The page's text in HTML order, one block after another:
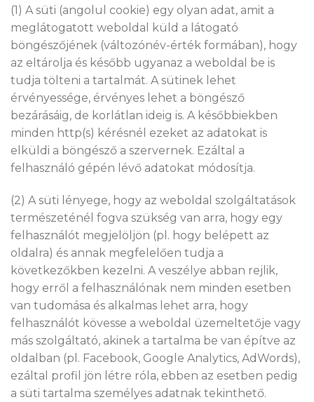
(1) A süti (angolul cookie) egy olyan adat, amit a
meglátogatott weboldal küld a látogató
böngészőjének (változónév-érték formában), hogy
az eltárolja és később ugyanaz a weboldal be is
tudja tölteni a tartalmát. A sütinek lehet
érvényessége, érvényes lehet a böngésző
bezárásáig, de korlátlan ideig is. A későbbiekben
minden http(s) kérésnél ezeket az adatokat is
elküldi a böngésző a szervernek. Ezáltal a
felhasználó gépén lévő adatokat módosítja.
(2) A süti lényege, hogy az weboldal szolgáltatások
természeténél fogva szükség van arra, hogy egy
felhasználót megjelöljön (pl. hogy belépett az
oldalra) és annak megfelelően tudja a
következőkben kezelni. A veszélye abban rejlik,
hogy erről a felhasználónak nem minden esetben
van tudomása és alkalmas lehet arra, hogy
felhasználót kövesse a weboldal üzemeltetője vagy
más szolgáltató, akinek a tartalma be van építve az
oldalban (pl. Facebook, Google Analytics, AdWords),
ezáltal profil jön létre róla, ebben az esetben pedig
a süti tartalma személyes adatnak tekinthető.